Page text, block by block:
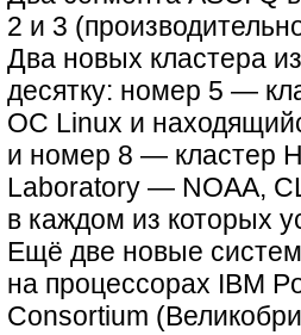
2 и 3
Два новых кластера
десятку: номер 5 —
ОС Linux и
и номер 8 — кластер
Laboratory — NOAA,
в каждом из которых
Ещё две новые
на процессорах IBM
Consortium